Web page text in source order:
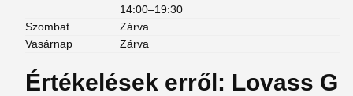
14:00–19:30
Szombat
Zárva
Vasárnap
Zárva
Értékelések erről: Lovass G